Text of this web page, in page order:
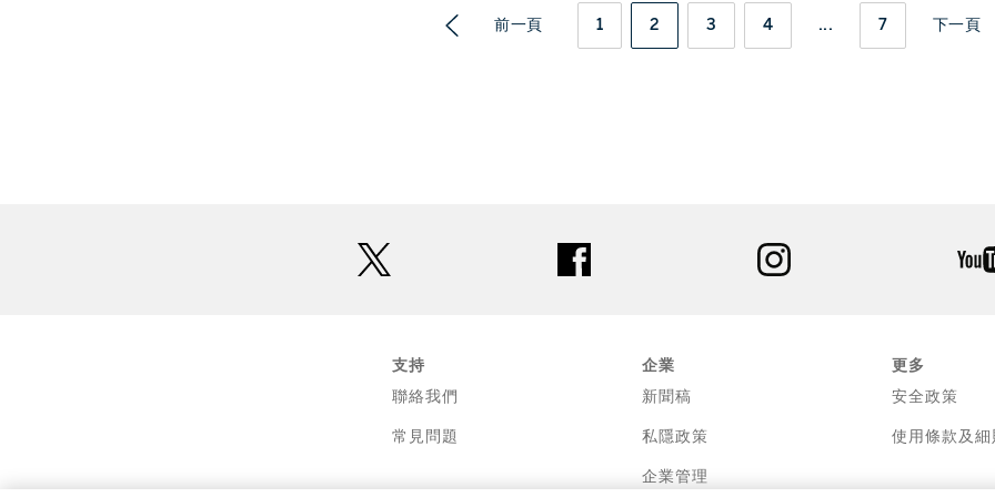
前一頁 1 2 3 4 ... 7 下一頁
instagram
支持
聯絡我們
常見問題
企業
新聞稿
私隱政策
企業管理
更多
安全政策
使用條款及細